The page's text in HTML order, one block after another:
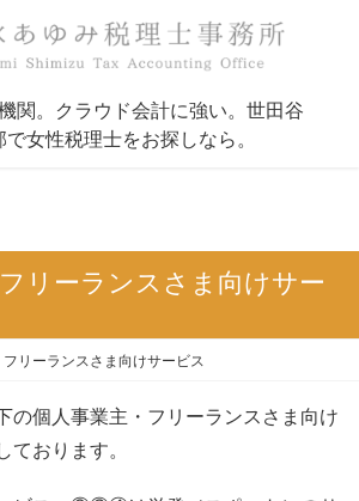
リーランスさま向けサー
リーランスさま向けサービス
の個人事業主・フリーランスさま向け
ております。